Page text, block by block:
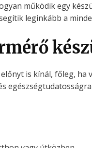
működik egy
leginkább a
is kínál, főleg, ha